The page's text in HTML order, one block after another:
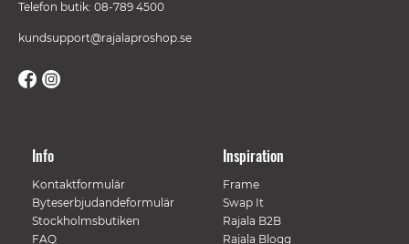
Telefon butik: 08-789 4500
kundsupport@rajalaproshop.se
Info
Kontaktformulär
Byteserbjudandeformulär
Stockholmsbutiken
FAQ
Inspiration
Frame
Swap It
Rajala B2B
Rajala Blogg